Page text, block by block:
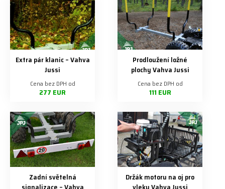
Extra pár klanic – Vahva
Jussi
Cena bez DPH od
277 EUR
Prodloužení ložné
plochy Vahva Jussi
Cena bez DPH od
111 EUR
Zadní světelná
Držák motoru na oj pro